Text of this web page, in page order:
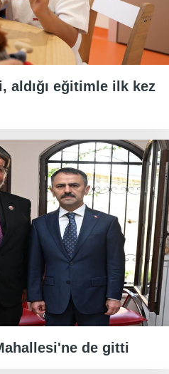
aldığı eğitimle ilk kez
de gitti